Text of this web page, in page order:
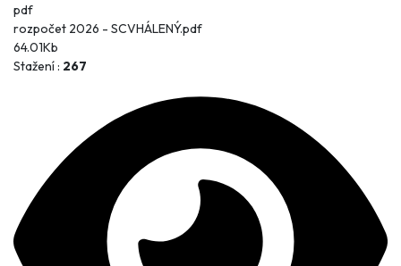
pdf
rozpočet 2026 - SCVHÁLENÝ.pdf
64.01Kb
Stažení : 267